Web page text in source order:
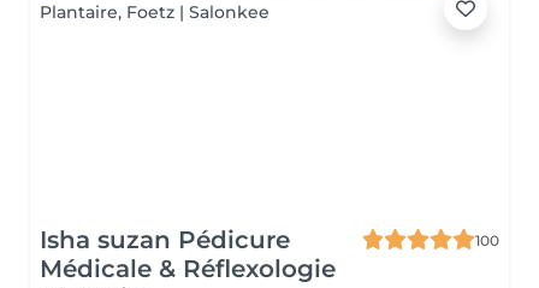
Isha suzan Pédicure
Médicale & Réflexologie
100